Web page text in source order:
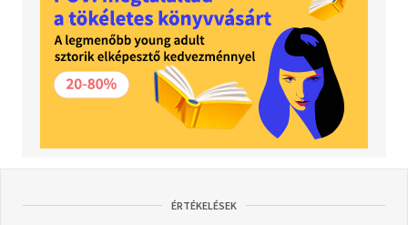
ÉRTÉKELÉSEK